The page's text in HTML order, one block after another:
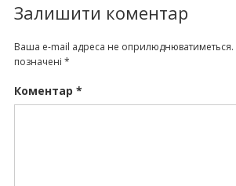
Залишити коментар
Ваша e-mail адреса не оприлюднюватиметься.
позначені *
Коментар *